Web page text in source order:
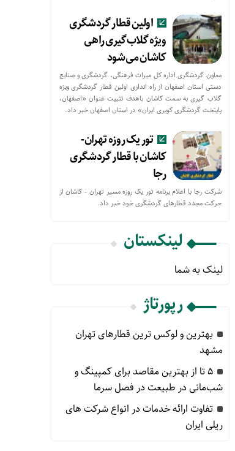
اولین قطار گردشگری
ویژه گلاب‌گیری راهی
کاشان می‌شود
معاون گردشگری اداره کل میراث فرهنگی، گردشگری و صنایع
دستی استان اصفهان از راه اندازی اولین قطار گردشگری ویژه
گلاب گیری به سمت کاشان باهدف تثبیت عنوان «اصفهان،
پایتخت گردشگری کویری ایران» در استان اصفهان خبر داد.
تور یک روزه تهران-
کاشان با قطار گردشگری
رجا
شرکت رجا با اعلام برنامه تور یک روزه مسیر تهران - کاشان از
حركت مجدد قطارهای گردشگری خود خبر داد.
لینکستان
لینک به شما
رپورتاژ
بهترین و لوکس ترین قطارهای تهران
مشهد
۵ تا از بهترین مقاصد برای کمپینگ و
شب‌مانی در طبیعت در فصل سرما
تفاوت ارائه خدمات در انواع شرکت های
ریلی ایران